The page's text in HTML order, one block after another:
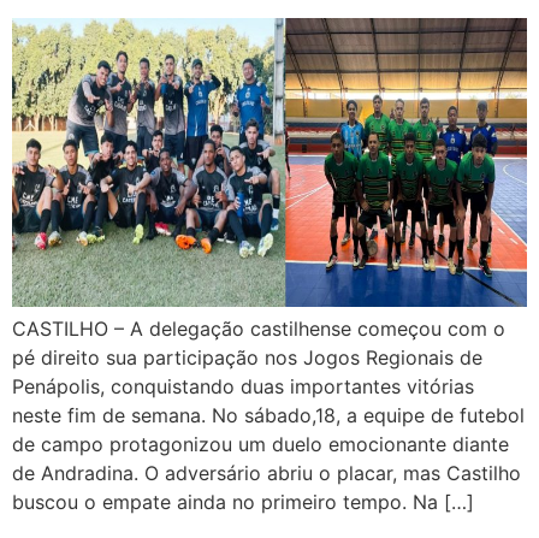
CASTILHO – A delegação castilhense começou com o
pé direito sua participação nos Jogos Regionais de
Penápolis, conquistando duas importantes vitórias
neste fim de semana. No sábado,18, a equipe de futebol
de campo protagonizou um duelo emocionante diante
de Andradina. O adversário abriu o placar, mas Castilho
buscou o empate ainda no primeiro tempo. Na […]